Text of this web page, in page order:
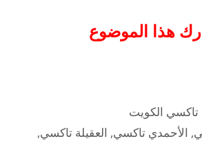
هذا الموضوع
, الأحمدي تاكسي, العقيلة تاكسي,